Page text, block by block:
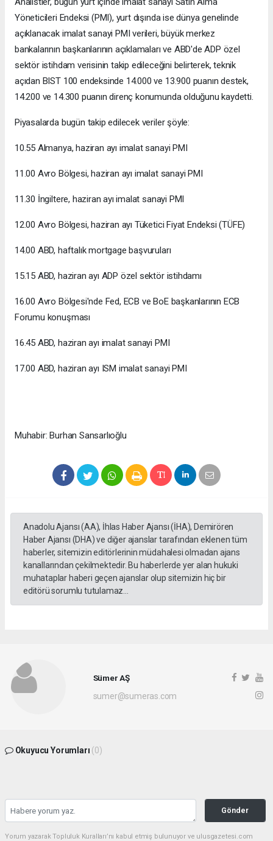
Yöneticileri Endeksi (PMI), yurt dışında ise dünya genelinde
açıklanacak imalat sanayi PMI verileri, büyük merkez
bankalarının başkanlarının açıklamaları ve ABD'de ADP özel
sektör istihdam verisinin takip edileceğini belirterek, teknik
açıdan BIST 100 endeksinde 14.000 ve 13.900 puanın destek,
14.200 ve 14.300 puanın direnç konumunda olduğunu kaydetti.
Piyasalarda bugün takip edilecek veriler şöyle:
10.55 Almanya, haziran ayı imalat sanayi PMI
11.00 Avro Bölgesi, haziran ayı imalat sanayi PMI
11.30 İngiltere, haziran ayı imalat sanayi PMI
12.00 Avro Bölgesi, haziran ayı Tüketici Fiyat Endeksi (TÜFE)
14.00 ABD, haftalık mortgage başvuruları
15.15 ABD, haziran ayı ADP özel sektör istihdamı
16.00 Avro Bölgesi'nde Fed, ECB ve BoE başkanlarının ECB
Forumu konuşması
16.45 ABD, haziran ayı imalat sanayi PMI
17.00 ABD, haziran ayı ISM imalat sanayi PMI
Muhabir: Burhan Sansarlıoğlu
Anadolu Ajansı (AA), İhlas Haber Ajansı (İHA), Demirören
Haber Ajansı (DHA) ve diğer ajanslar tarafından eklenen tüm
haberler, sitemizin editörlerinin müdahalesi olmadan ajans
kanallarından çekilmektedir. Bu haberlerde yer alan hukuki
muhataplar haberi geçen ajanslar olup sitemizin hiç bir
editörü sorumlu tutulamaz...
Sümer AŞ
sumer@sumeras.com
Okuyucu Yorumları (0)
Gönder
Yorum yazarak Topluluk Kuralları’nı kabul etmiş bulunuyor ve ulusgazetesi.com